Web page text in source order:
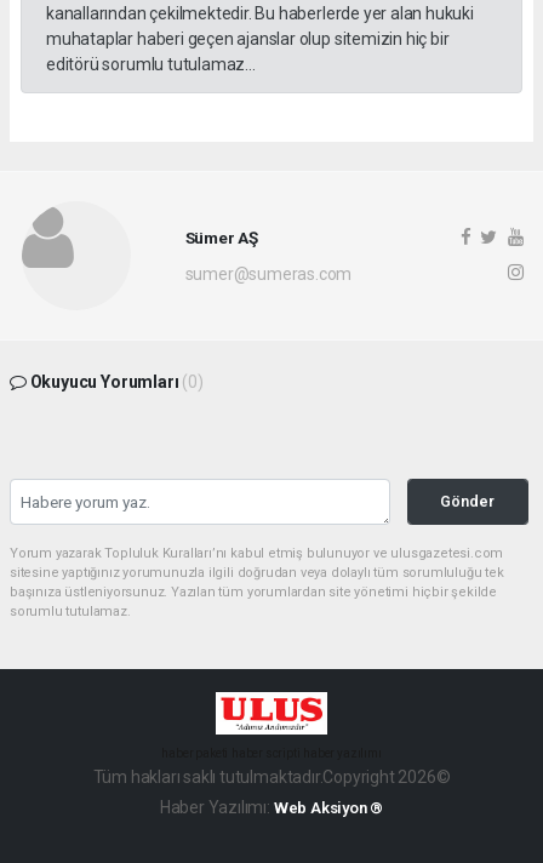
kanallarından çekilmektedir. Bu haberlerde yer alan hukuki
muhataplar haberi geçen ajanslar olup sitemizin hiç bir
editörü sorumlu tutulamaz...
Sümer AŞ
sumer@sumeras.com
Okuyucu Yorumları (0)
Gönder
Yorum yazarak Topluluk Kuralları’nı kabul etmiş bulunuyor ve ulusgazetesi.com
sitesine yaptığınız yorumunuzla ilgili doğrudan veya dolaylı tüm sorumluluğu tek
başınıza üstleniyorsunuz. Yazılan tüm yorumlardan site yönetimi hiçbir şekilde
sorumlu tutulamaz.
Tüm hakları saklı tutulmaktadır.Copyright 2026©
Haber Yazılımı: Web Aksiyon ®